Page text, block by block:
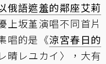
俄語遮羞的鄰座艾莉
上坂堇演唱不同首片
唱的是《涼宮春日的
晴レユカイ〉，大有